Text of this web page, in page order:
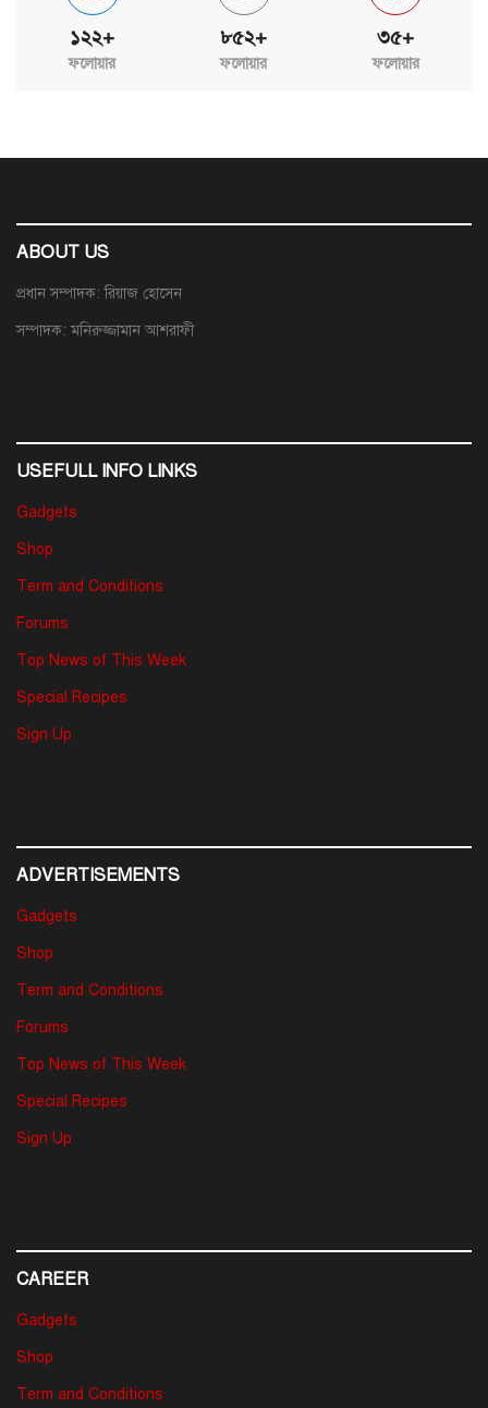
১২২+
ফলোয়ার
৮৫২+
ফলোয়ার
৩৫+
ফলোয়ার
ABOUT US
প্রধান সম্পাদক: রিয়াজ হোসেন
সম্পাদক: মনিরুজ্জামান আশরাফী
USEFULL INFO LINKS
Gadgets
Shop
Term and Conditions
Forums
Top News of This Week
Special Recipes
Sign Up
ADVERTISEMENTS
Gadgets
Shop
Term and Conditions
Forums
Top News of This Week
Special Recipes
Sign Up
CAREER
Gadgets
Shop
Term and Conditions